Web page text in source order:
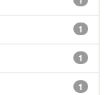
1
1
1